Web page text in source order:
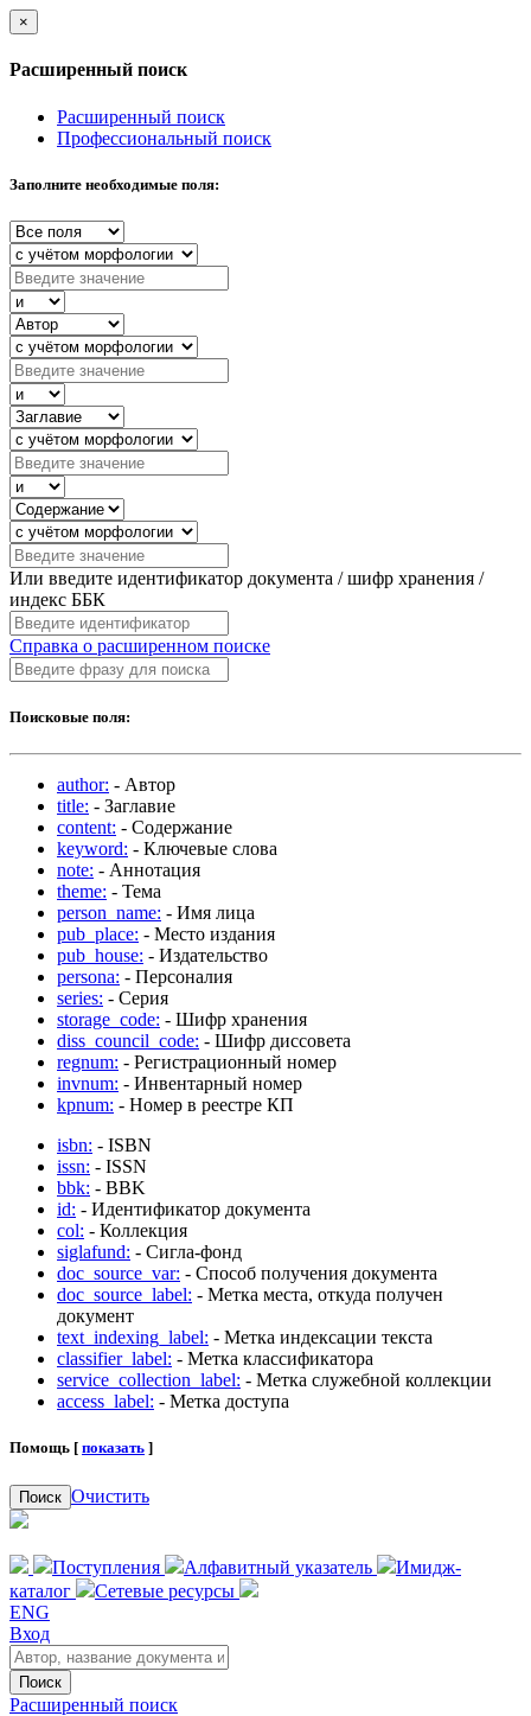
×
Расширенный поиск
Расширенный поиск
Профессиональный поиск
Заполните необходимые поля:
Или введите идентификатор документа / шифр хранения /
индекс ББК
Справка о расширенном поиске
Поисковые поля:
author: - Автор
title: - Заглавие
content: - Содержание
keyword: - Ключевые слова
note: - Аннотация
theme: - Тема
person_name: - Имя лица
pub_place: - Место издания
pub_house: - Издательство
persona: - Персоналия
series: - Серия
storage_code: - Шифр хранения
diss_council_code: - Шифр диссовета
regnum: - Регистрационный номер
invnum: - Инвентарный номер
kpnum: - Номер в реестре КП
isbn: - ISBN
issn: - ISSN
bbk: - BBK
id: - Идентификатор документа
col: - Коллекция
siglafund: - Сигла-фонд
doc_source_var: - Способ получения документа
doc_source_label: - Метка места, откуда получен
документ
text_indexing_label: - Метка индексации текста
classifier_label: - Метка классификатора
service_collection_label: - Метка служебной коллекции
access_label: - Метка доступа
Помощь [ показать ]
Поиск Очистить
Поступления Алфавитный указатель
Имидж-
каталог
Сетевые ресурсы
ENG
Вход
Поиск
Расширенный поиск